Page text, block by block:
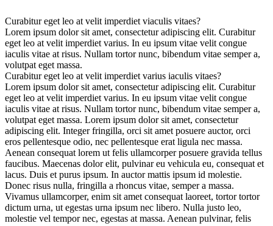
Curabitur eget leo at velit imperdiet viaculis vitaes?
Lorem ipsum dolor sit amet, consectetur adipiscing elit. Curabitur
eget leo at velit imperdiet varius. In eu ipsum vitae velit congue
iaculis vitae at risus. Nullam tortor nunc, bibendum vitae semper a,
volutpat eget massa.
Curabitur eget leo at velit imperdiet varius iaculis vitaes?
Lorem ipsum dolor sit amet, consectetur adipiscing elit. Curabitur
eget leo at velit imperdiet varius. In eu ipsum vitae velit congue
iaculis vitae at risus. Nullam tortor nunc, bibendum vitae semper a,
volutpat eget massa. Lorem ipsum dolor sit amet, consectetur
adipiscing elit. Integer fringilla, orci sit amet posuere auctor, orci
eros pellentesque odio, nec pellentesque erat ligula nec massa.
Aenean consequat lorem ut felis ullamcorper posuere gravida tellus
faucibus. Maecenas dolor elit, pulvinar eu vehicula eu, consequat et
lacus. Duis et purus ipsum. In auctor mattis ipsum id molestie.
Donec risus nulla, fringilla a rhoncus vitae, semper a massa.
Vivamus ullamcorper, enim sit amet consequat laoreet, tortor tortor
dictum urna, ut egestas urna ipsum nec libero. Nulla justo leo,
molestie vel tempor nec, egestas at massa. Aenean pulvinar, felis